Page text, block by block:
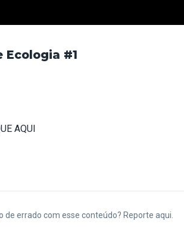
Ecologia #1
AQUI
de errado com esse conteúdo? Reporte aqui.